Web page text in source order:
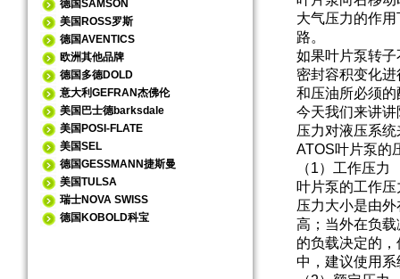
德国SAMSON
美国ROSS罗斯
德国AVENTICS
欧洲其他品牌
德国多德DOLD
意大利GEFRAN杰佛伦
美国巴士德barksdale
美国POSI-FLATE
美国SEL
德国GESSMANN捷斯曼
美国TULSA
瑞士NOVA SWISS
德国KOBOLD科宝
大气压力的作
路。
如果叶片泵转
密封容积变化
和压油所必须
今天我们来讲
压力对液压系
ATOS叶片泵的
（1）工作压力
叶片泵的工作
压力大小是由
高；当外在负
的负载决定的
中，建议使用